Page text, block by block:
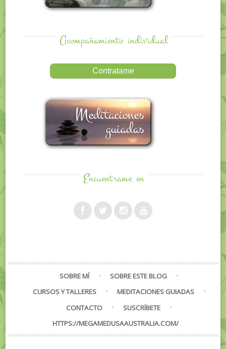
Acompañamiento individual
Encuentrame en
SOBRE MÍ
SOBRE ESTE BLOG
CURSOS Y TALLERES
MEDITACIONES GUIADAS
CONTACTO
SUSCRÍBETE
HTTPS://MEGAMEDUSAAUSTRALIA.COM/